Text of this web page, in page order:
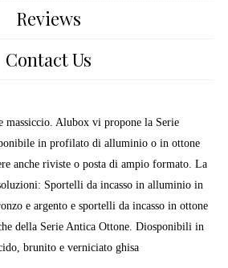
Reviews
Contact Us
massiccio. Alubox vi propone la Serie
in profilato di alluminio o in ottone
anche riviste o posta di ampio formato. La
Sportelli da incasso in alluminio in
e argento e sportelli da incasso in ottone
della Serie Antica Ottone. Diosponibili in
brunito e verniciato ghisa